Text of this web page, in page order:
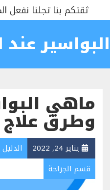
ثقتكم بنا تجلنا نفعل
البواسير عند
ماهي
وطرق علاج
يناير 24, 2022
قسم الجراحة